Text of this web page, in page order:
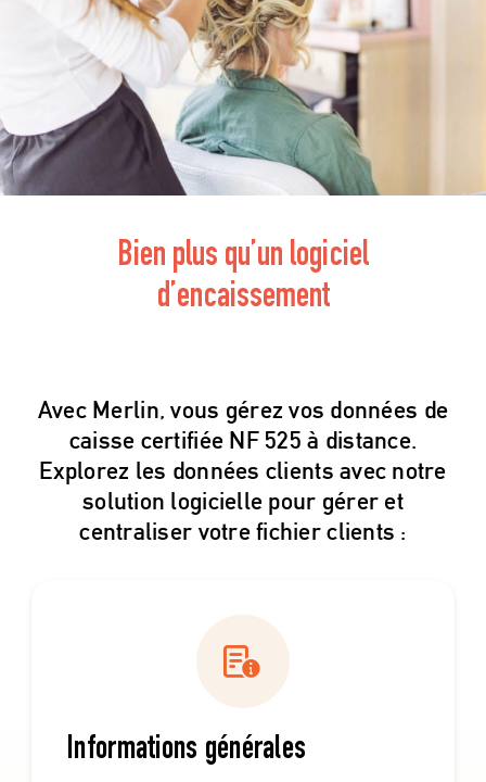
Bien plus qu’un logiciel
d’encaissement
Avec Merlin, vous gérez vos données de
caisse certifiée NF 525 à distance.
Explorez les données clients avec notre
solution logicielle pour gérer et
centraliser votre fichier clients :
Informations générales